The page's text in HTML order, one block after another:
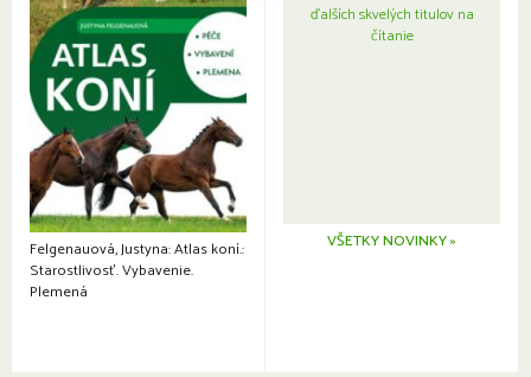
Felgenauová, Justyna: Atlas koní.:
Starostlivosť. Vybavenie.
Plemená
ďalších skvelých titulov na
čítanie
VŠETKY NOVINKY »